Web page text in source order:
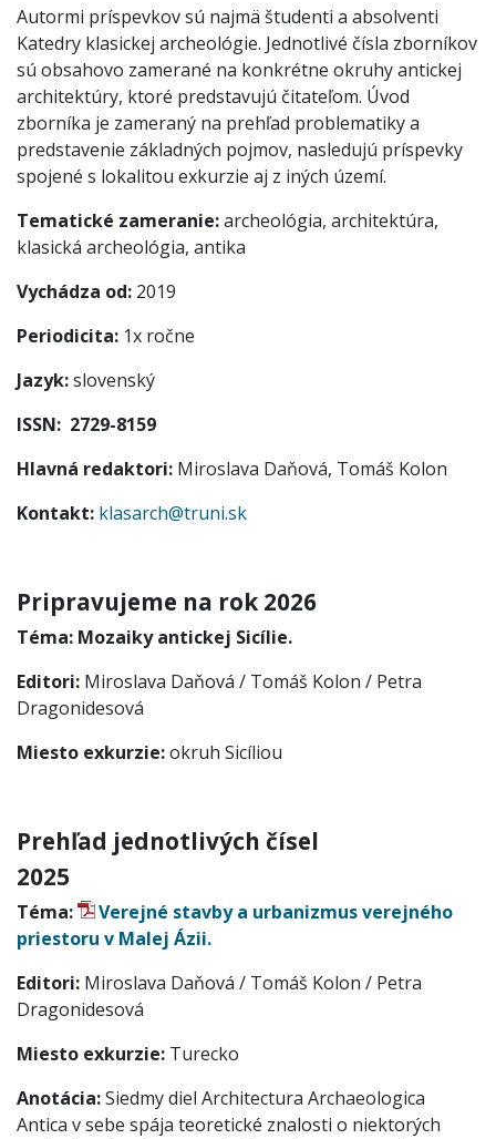
Autormi príspevkov sú najmä študenti a absolventi
Katedry klasickej archeológie. Jednotlivé čísla zborníkov
sú obsahovo zamerané na konkrétne okruhy antickej
architektúry, ktoré predstavujú čitateľom. Úvod
zborníka je zameraný na prehľad problematiky a
predstavenie základných pojmov, nasledujú príspevky
spojené s lokalitou exkurzie aj z iných území.
Tematické zameranie:archeológia, architektúra,
klasická archeológia, antika
Vychádza od: 2019
Periodicita: 1x ročne
Jazyk:slovenský
ISSN: 2729-8159
Hlavná redaktori: Miroslava Daňová, Tomáš Kolon
Kontakt: klasarch@truni.sk
Pripravujeme na rok 2026
Téma: Mozaiky antickej Sicílie.
Editori: Miroslava Daňová / Tomáš Kolon / Petra
Dragonidesová
Miesto exkurzie:okruh Sicíliou
Prehľad jednotlivých čísel
2025
Téma:
Verejné stavby a urbanizmus verejného
priestoru v Malej Ázii.
Editori: Miroslava Daňová / Tomáš Kolon / Petra
Dragonidesová
Miesto exkurzie: Turecko
Anotácia:Siedmy diel Architectura Archaeologica
Antica v sebe spája teoretické znalosti o niektorých